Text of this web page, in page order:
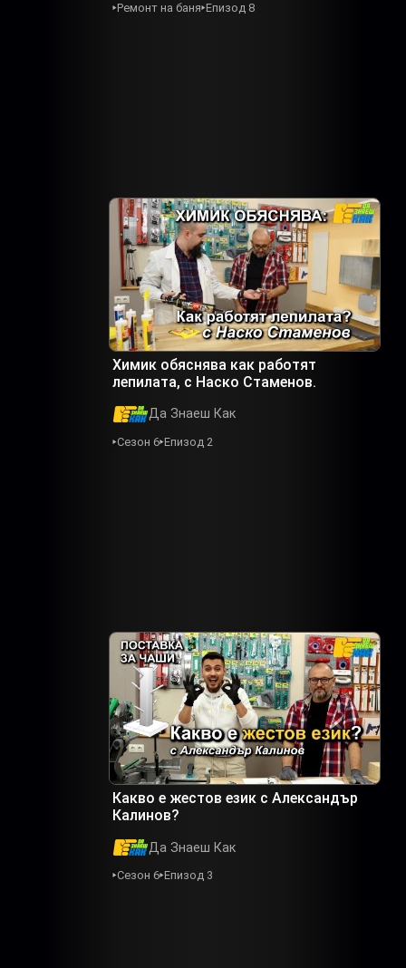
Ремонт на баня Епизод 8
Химик обяснява как работят
лепилата, с Наско Стаменов.
Да Знаеш Как
Сезон 6 Епизод 2
Какво е жестов език с Александър
Калинов?
Да Знаеш Как
Сезон 6 Епизод 3